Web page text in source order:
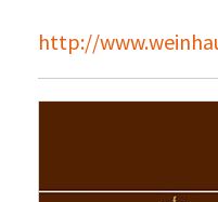
http://